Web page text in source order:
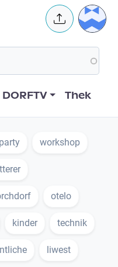
User
DORFTV Thek
workshop
otelo
kinder technik
liwest